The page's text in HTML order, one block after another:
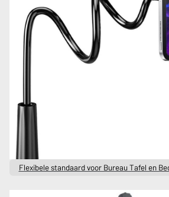
Flexibele standaard voor Bureau Tafel en